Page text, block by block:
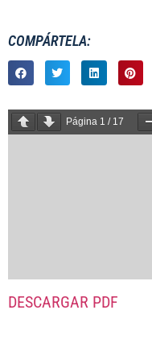
COMPÁRTELA:
Página 1 / 17
DESCARGAR PDF